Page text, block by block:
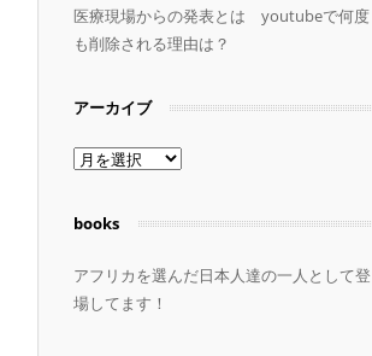
医療現場からの発表とは youtubeで何度
も削除される理由は？
アーカイブ
ア
カ
ブ
books
アフリカを選んだ日本人達の一人として登
場してます！